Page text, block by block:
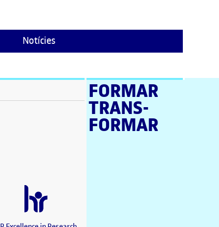
Notícies
nova)
una finestra nova)
nova)
finestra nova)
finestra nova)
FORMAR
TRANS­
FORMAR